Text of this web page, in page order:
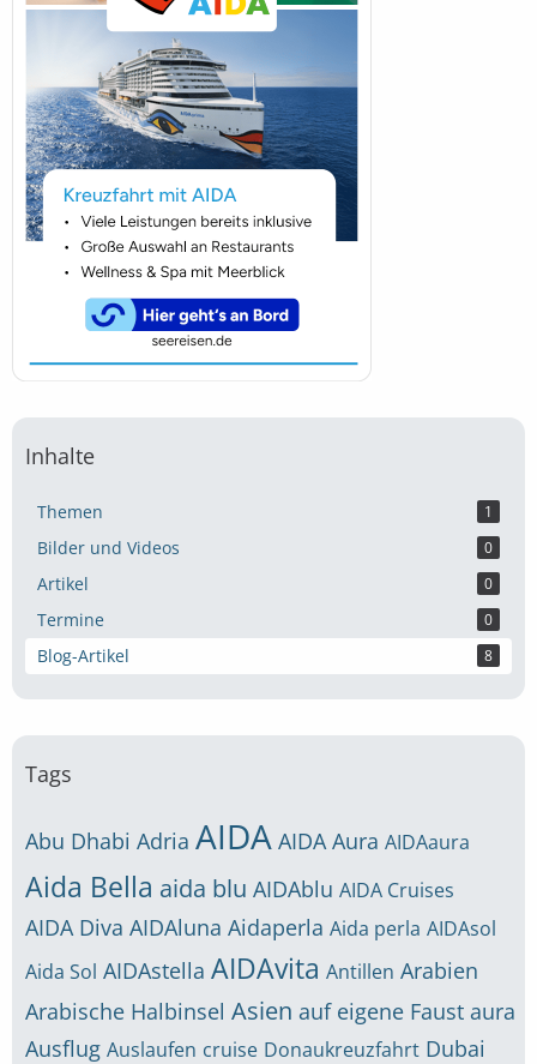
Inhalte
Themen 1
Bilder und Videos 0
Artikel 0
Termine 0
Blog-Artikel 8
Tags
Abu Dhabi Adria AIDA AIDA Aura AIDAaura
Aida Bella aida blu AIDAblu AIDA Cruises
AIDA Diva AIDAluna Aidaperla Aida perla AIDAsol
Aida Sol AIDAstella AIDAvita Antillen Arabien
Arabische Halbinsel Asien auf eigene Faust aura
Ausflug Auslaufen cruise Donaukreuzfahrt Dubai